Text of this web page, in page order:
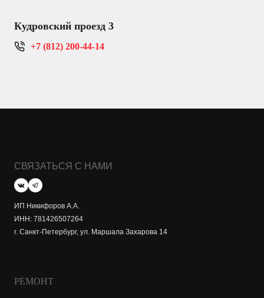
Кудровский проезд 3
+7 (812) 200-44-14
СВЯЗАТЬСЯ С НАМИ
ИП Никифоров А.А.
ИНН: 781426507264
г. Санкт-Петербург, ул. Маршала Захарова 14
РЕМОНТ